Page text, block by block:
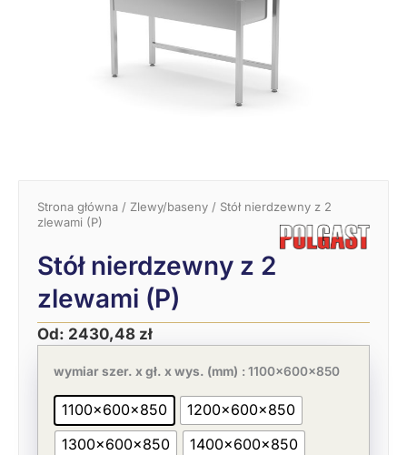
Strona główna / Zlewy/baseny / Stół nierdzewny z 2
zlewami (P)
Stół nierdzewny z 2
zlewami (P)
Od: 2430,48 zł
wymiar szer. x gł. x wys. (mm) : 1100x600x850
1100x600x850
1200x600x850
1300x600x850
1400x600x850
Pierwotna
cena
wynosiła:
3739,20 zł.
Aktualna
cena
wynosi:
2430,48 zł.
Stół
nierdzewny
zlewami